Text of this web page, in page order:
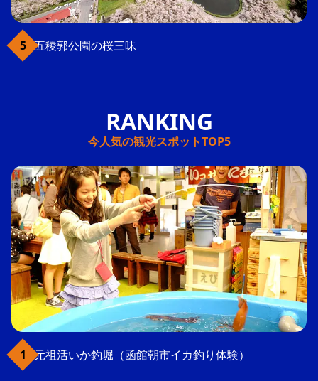
五稜郭公園の桜三昧
今人気の観光スポットTOP5
元祖活いか釣堀（函館朝市イカ釣り体験）